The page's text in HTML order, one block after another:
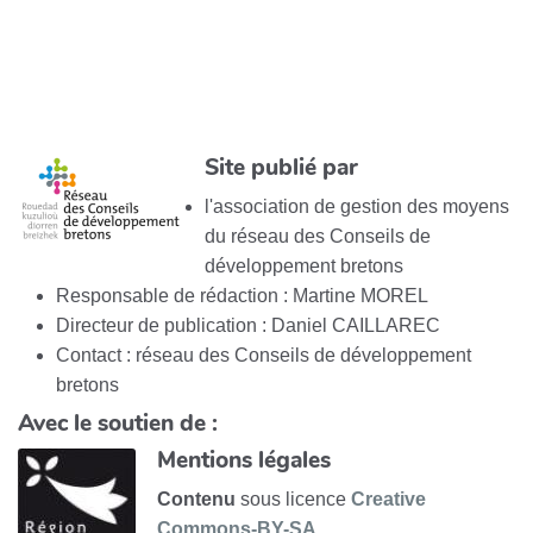
Site publié par
l'association de gestion des moyens
du réseau des Conseils de
développement bretons
Responsable de rédaction : Martine MOREL
Directeur de publication : Daniel CAILLAREC
Contact : réseau des Conseils de développement
bretons
Avec le soutien de :
Mentions légales
Contenu sous licence Creative